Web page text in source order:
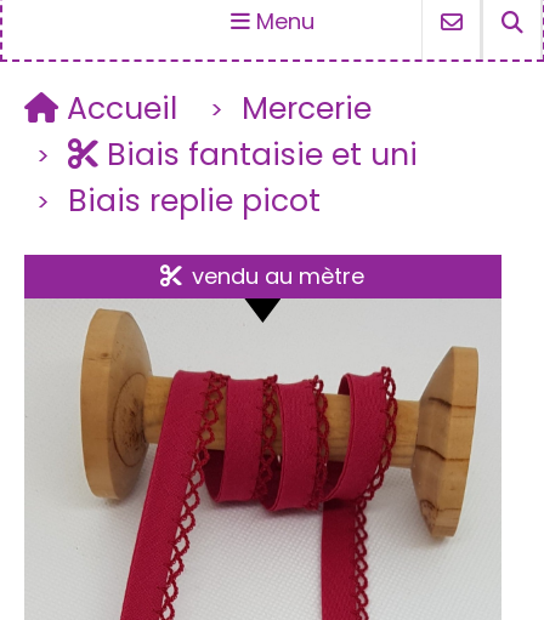
Menu
Accueil
Mercerie
Biais fantaisie et uni
Biais replie picot
vendu au mètre